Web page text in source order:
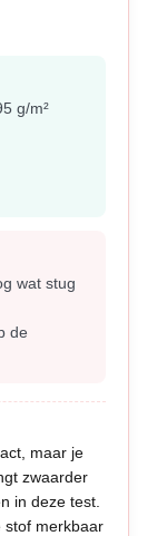
g/m²
wat stug
de
maar je
zwaarder
in deze test.
stof merkbaar